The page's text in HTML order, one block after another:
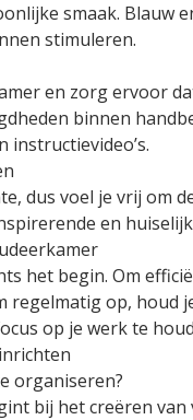
smaak. Blauw
stimuleren.
en zorg ervoor
binnen
instructievideo’s.
dus voel je vrij om
en
het begin. Om
regelmatig op,
op je werk te
organiseren?
bij het creëren